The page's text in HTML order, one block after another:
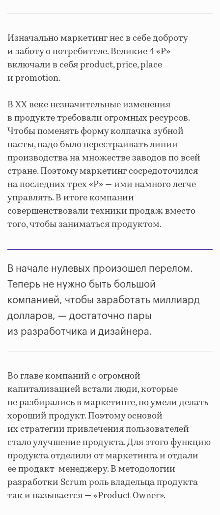
Изначально маркетинг нес в себе доброту
и заботу о потребителе. Великие 4 «P»
включали в себя product, price, place
и promotion.
В XX веке незначительные изменения
в продукте требовали огромных ресурсов.
Чтобы поменять форму колпачка зубной
пасты, надо было перестраивать линии
производства на множестве заводов по всей
стране. Поэтому маркетинг сосредоточился
на последних трех «P» — ими намного легче
управлять. В итоге компании
совершенствовали техники продаж вместо
того, чтобы заниматься продуктом.
В начале нулевых произошел перелом.
Теперь не нужно быть большой
компанией, чтобы заработать миллиард
долларов, — достаточно пары
из разработчика и дизайнера.
Во главе компаний с огромной
капитализацией встали люди, которые
не разбирались в маркетинге, но умели делать
хороший продукт. Поэтому основой
их стратегии привлечения пользователей
стало улучшение продукта. Для этого функцию
продукта отделили от маркетинга и отдали
ее продакт-менеджеру. В методологии
разработки Scrum роль владельца продукта
так и называется — «Product Owner».